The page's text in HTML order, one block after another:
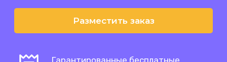
Разместить заказ
Гарантированные бесплатные